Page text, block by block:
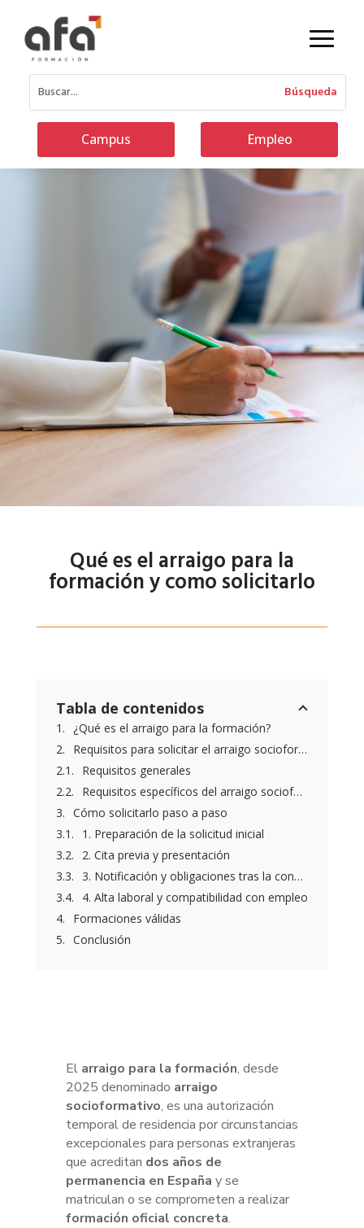
Campus Empleo
Qué es el arraigo para la
formación y como solicitarlo
El arraigo para la formación, desde
2025 denominado arraigo
socioformativo, es una autorización
temporal de residencia por circunstancias
excepcionales para personas extranjeras
que acreditan dos años de
permanencia en España y se
matriculan o se comprometen a realizar
formación oficial concreta.
Tabla de contenidos
¿Qué es el arraigo para la formación?
Requisitos para solicitar el arraigo socioformativo
Requisitos generales
Requisitos específicos del arraigo socioformativo
Cómo solicitarlo paso a paso
1. Preparación de la solicitud inicial
2. Cita previa y presentación
3. Notificación y obligaciones tras la concesión
4. Alta laboral y compatibilidad con empleo
Formaciones válidas
Conclusión